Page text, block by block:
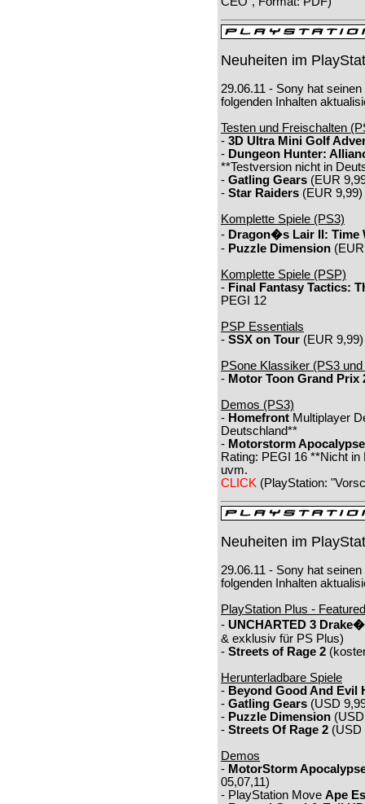
Neuheiten im
29.06.11 - Sony hat
folgenden Inhalten
Testen und Freischalten
- 3D Ultra Mini Golf
- Dungeon Hunter:
**Testversion nicht in
- Gatling Gears (EUR
- Star Raiders (EUR
Komplette Spiele (PS3)
- Dragon�s Lair II: Time
- Puzzle Dimension
Komplette Spiele (PSP)
- Final Fantasy Tactics:
PEGI 12
PSP Essentials
- SSX on Tour (EUR
PSone Klassiker (PS3
- Motor Toon Grand Prix
Demos (PS3)
- Homefront Multiplayer
Deutschland**
- Motorstorm Apocalypse
Rating: PEGI 16 **Nicht in
uvm.
CLICK (PlayStation:
Neuheiten im
29.06.11 - Sony hat
folgenden Inhalten
PlayStation Plus -
- UNCHARTED 3
& exklusiv für PS Plus)
- Streets of Rage 2
Herunterladbare Spiele
- Beyond Good And Evil
- Gatling Gears (USD
- Puzzle Dimension
- Streets Of Rage 2 (USD
Demos
- MotorStorm
05,07,11)
- PlayStation Move Ape